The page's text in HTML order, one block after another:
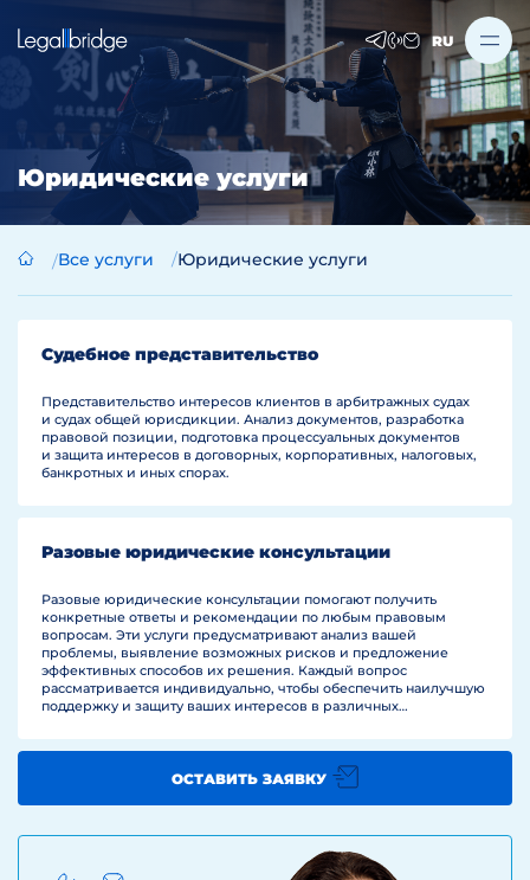
RU
Юридические услуги
Все услуги Юридические услуги
ОСТАВИТЬ ЗАЯВКУ
Судебное представительство
Представительство интересов клиентов в арбитражных судах
и судах общей юрисдикции. Анализ документов, разработка
правовой позиции, подготовка процессуальных документов
и защита интересов в договорных, корпоративных, налоговых,
банкротных и иных спорах.
Разовые юридические консультации
Разовые юридические консультации помогают получить
конкретные ответы и рекомендации по любым правовым
вопросам. Эти услуги предусматривают анализ вашей
проблемы, выявление возможных рисков и предложение
эффективных способов их решения. Каждый вопрос
рассматривается индивидуально, чтобы обеспечить наилучшую
поддержку и защиту ваших интересов в различных